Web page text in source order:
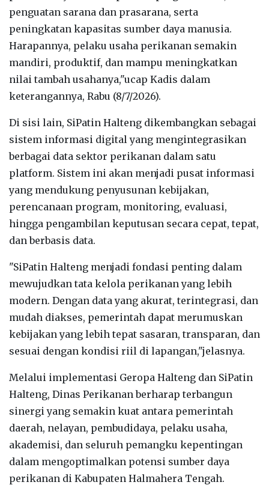
penguatan sarana dan prasarana, serta
peningkatan kapasitas sumber daya manusia.
Harapannya, pelaku usaha perikanan semakin
mandiri, produktif, dan mampu meningkatkan
nilai tambah usahanya,"ucap Kadis dalam
keterangannya, Rabu (8/7/2026).
Di sisi lain, SiPatin Halteng dikembangkan sebagai
sistem informasi digital yang mengintegrasikan
berbagai data sektor perikanan dalam satu
platform. Sistem ini akan menjadi pusat informasi
yang mendukung penyusunan kebijakan,
perencanaan program, monitoring, evaluasi,
hingga pengambilan keputusan secara cepat, tepat,
dan berbasis data.
"SiPatin Halteng menjadi fondasi penting dalam
mewujudkan tata kelola perikanan yang lebih
modern. Dengan data yang akurat, terintegrasi, dan
mudah diakses, pemerintah dapat merumuskan
kebijakan yang lebih tepat sasaran, transparan, dan
sesuai dengan kondisi riil di lapangan,"jelasnya.
Melalui implementasi Geropa Halteng dan SiPatin
Halteng, Dinas Perikanan berharap terbangun
sinergi yang semakin kuat antara pemerintah
daerah, nelayan, pembudidaya, pelaku usaha,
akademisi, dan seluruh pemangku kepentingan
dalam mengoptimalkan potensi sumber daya
perikanan di Kabupaten Halmahera Tengah.